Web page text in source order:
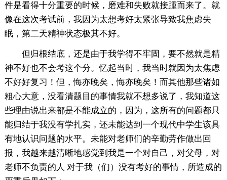
件是看得十分重要的时候，磨难和失败就接踵而来了。就
像在这次考试前，我因为太想考好太紧张导致我焦虑失
眠，第二天精神状态极其不好。
但归根结底，还是由于我学得不牢固，要不然就是精
神不好也不会考这个分。忆起当时，我当时就因为太焦虑
不好好复习！但，悔亦晚矣，悔亦晚矣！而其他那些诸如
粗心大意，没看清题目的事情我就不想多说了，我知道这
些理由说出来都是不能成立的，因为，这所有的问题都只
能归结于我没有学扎实，还未能达到一个现代中学生该具
有地认识问题的水平。未能对老师们的辛勤劳作做出回
报，我越来越清晰地感觉到我是一个对自己，对父母，对
老师不负责的人 对于我（们）没有考好的事情，所造成的